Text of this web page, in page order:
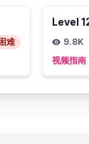
难
Level
9.8K
视频指南